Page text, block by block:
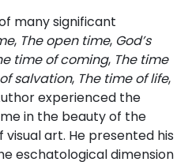
many significant
, The open time, God’s
time of coming, The time
salvation, The time of life,
experienced the
in the beauty of the
art. He presented his
eschatological dimension